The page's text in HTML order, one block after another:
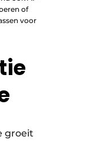
of
voor
groeit